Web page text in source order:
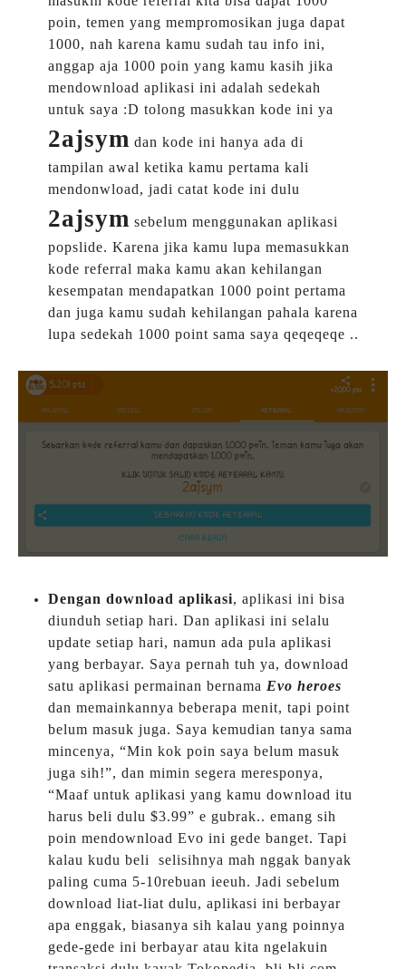
poin, temen yang mempromosikan juga dapat
1000, nah karena kamu sudah tau info ini,
anggap aja 1000 poin yang kamu kasih jika
mendownload aplikasi ini adalah sedekah
untuk saya :D tolong masukkan kode ini ya
2ajsym dan kode ini hanya ada di
tampilan awal ketika kamu pertama kali
mendonwload, jadi catat kode ini dulu
2ajsym sebelum menggunakan aplikasi
popslide. Karena jika kamu lupa memasukkan
kode referral maka kamu akan kehilangan
kesempatan mendapatkan 1000 point pertama
dan juga kamu sudah kehilangan pahala karena
lupa sedekah 1000 point sama saya qeqeqeqe ..
Dengan download aplikasi, aplikasi ini bisa
diunduh setiap hari. Dan aplikasi ini selalu
update setiap hari, namun ada pula aplikasi
yang berbayar. Saya pernah tuh ya, download
satu aplikasi permainan bernama Evo heroes
dan memainkannya beberapa menit, tapi point
belum masuk juga. Saya kemudian tanya sama
mincenya, “Min kok poin saya belum masuk
juga sih!”, dan mimin segera meresponya,
“Maaf untuk aplikasi yang kamu download itu
harus beli dulu $3.99” e gubrak.. emang sih
poin mendownload Evo ini gede banget. Tapi
kalau kudu beli selisihnya mah nggak banyak
paling cuma 5-10rebuan ieeuh. Jadi sebelum
download liat-liat dulu, aplikasi ini berbayar
apa enggak, biasanya sih kalau yang poinnya
gede-gede ini berbayar atau kita ngelakuin